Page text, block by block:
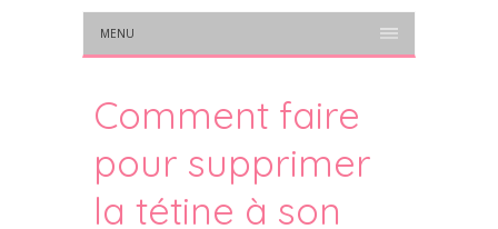
MENU
Comment faire
pour supprimer
la tétine à son